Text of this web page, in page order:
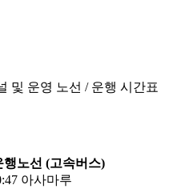
및 운영 노선 / 운행 시간표
노선 (고속버스)
아사마루